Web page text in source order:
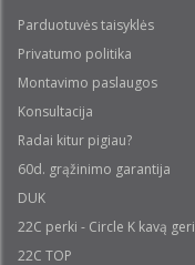
Parduotuvės taisyklės
Privatumo politika
Montavimo paslaugos
Konsultacija
Radai kitur pigiau?
60d. grąžinimo garantija
DUK
22C perki - Circle K kavą geri
22C TOP